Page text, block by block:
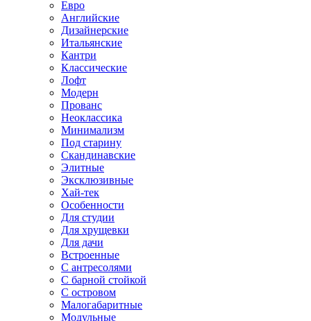
Евро
Английские
Дизайнерские
Итальянские
Кантри
Классические
Лофт
Модерн
Прованс
Неоклассика
Минимализм
Под старину
Скандинавские
Элитные
Эксклюзивные
Хай-тек
Особенности
Для студии
Для хрущевки
Для дачи
Встроенные
С антресолями
С барной стойкой
С островом
Малогабаритные
Модульные